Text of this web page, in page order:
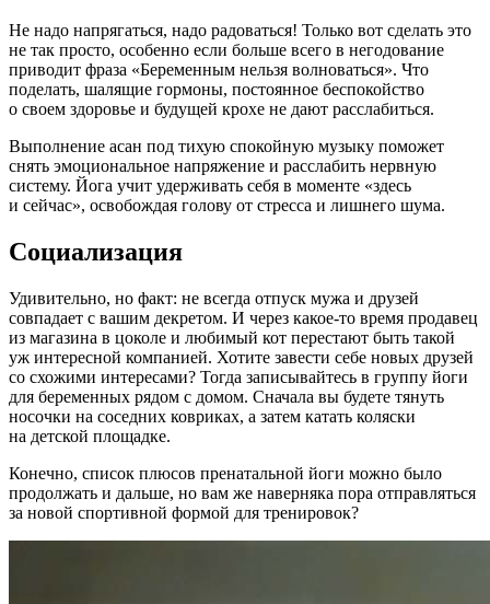
Не надо напрягаться, надо радоваться! Только вот сделать это
не так просто, особенно если больше всего в негодование
приводит фраза «Беременным нельзя волноваться». Что
поделать, шалящие гормоны, постоянное беспокойство
о своем здоровье и будущей крохе не дают расслабиться.
Выполнение асан под тихую спокойную музыку поможет
снять эмоциональное напряжение и расслабить нервную
систему. Йога учит удерживать себя в моменте «здесь
и сейчас», освобождая голову от стресса и лишнего шума.
Социализация
Удивительно, но факт: не всегда отпуск мужа и друзей
совпадает с вашим декретом. И через какое-то время продавец
из магазина в цоколе и любимый кот перестают быть такой
уж интересной компанией. Хотите завести себе новых друзей
со схожими интересами? Тогда записывайтесь в группу йоги
для беременных рядом с домом. Сначала вы будете тянуть
носочки на соседних ковриках, а затем катать коляски
на детской площадке.
Конечно, список плюсов пренатальной йоги можно было
продолжать и дальше, но вам же наверняка пора отправляться
за новой спортивной формой для тренировок?